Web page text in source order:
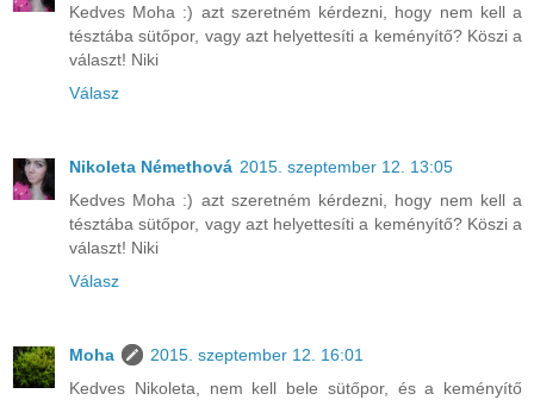
Kedves Moha :) azt szeretném kérdezni, hogy nem kell a
tésztába sütőpor, vagy azt helyettesíti a keményítő? Köszi a
választ! Niki
Válasz
Nikoleta Némethová 2015. szeptember 12. 13:05
Kedves Moha :) azt szeretném kérdezni, hogy nem kell a
tésztába sütőpor, vagy azt helyettesíti a keményítő? Köszi a
választ! Niki
Válasz
Moha
2015. szeptember 12. 16:01
Kedves Nikoleta, nem kell bele sütőpor, és a keményítő